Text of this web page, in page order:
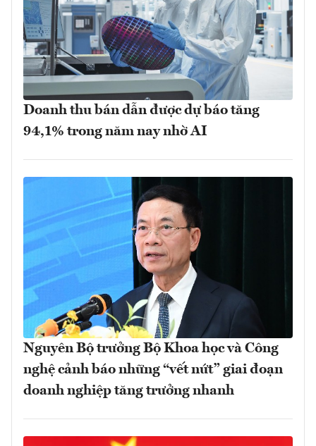
Doanh thu bán dẫn được dự báo tăng
94,1% trong năm nay nhờ AI
Nguyên Bộ trưởng Bộ Khoa học và Công
nghệ cảnh báo những “vết nứt” giai đoạn
doanh nghiệp tăng trưởng nhanh